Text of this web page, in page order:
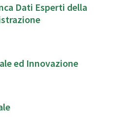
Dati Esperti della
ed Innovazione